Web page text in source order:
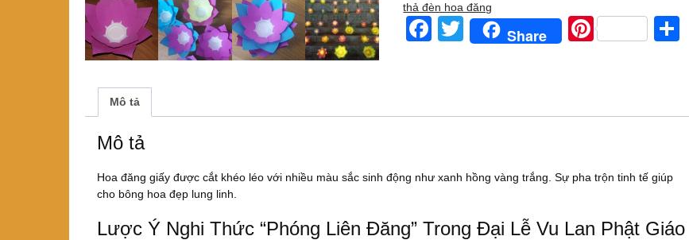
lượng
thả đèn hoa đăng
F
o
T
Share
Pi
Mô tả
Mô tả
Hoa đăng giấy được cắt khéo léo với nhiều màu sắc sinh động như xanh hồng vàng trắng. Sự pha trộn tinh tế giúp
cho bông hoa đẹp lung linh.
Lược Ý Nghi Thức “Phóng Liên Đăng” Trong Đại Lễ Vu Lan Phật Giáo